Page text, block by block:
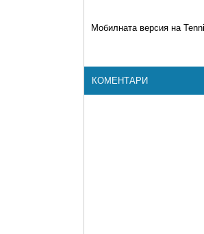
Мобилната версия на
КОМЕНТАРИ